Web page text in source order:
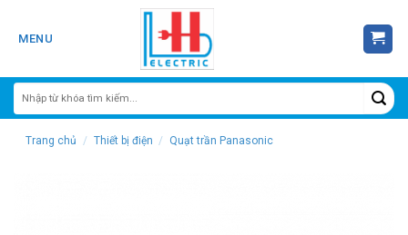
MENU
Trang chủ / Thiết bị điện / Quạt trần Panasonic